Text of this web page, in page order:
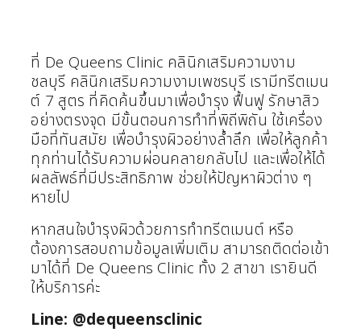
ที่ De Queens Clinic คลินิกเสริมความงาม
ชลบุรี คลินิกเสริมความงามเพชรบุรี เรามีทรีตเมน
ต์ 7 สูตร ที่คิดค้นขึ้นมาเพื่อบำรุง ฟื้นฟู รักษาสิว
อย่างตรงจุด มีขั้นตอนการทำที่พิถีพิถัน ใช้เครื่อง
มือที่ทันสมัย เพื่อบำรุงผิวอย่างล้ำลึก เพื่อให้ลูกค้า
ทุกท่านได้รับความผ่อนคลายกลับไป และเพื่อให้ได้
ผลลัพธ์ที่มีประสิทธิภาพ ช่วยให้ปัญหาผิวต่าง ๆ
หายไป
หากสนใจบำรุงผิวด้วยการทำทรีตเมนต์ หรือ
ต้องการสอบถามข้อมูลเพิ่มเติม สามารถติดต่อเข้า
มาได้ที่ De Queens Clinic ทั้ง 2 สาขา เรายินดี
ให้บริการค่ะ
Line: @dequeensclinic